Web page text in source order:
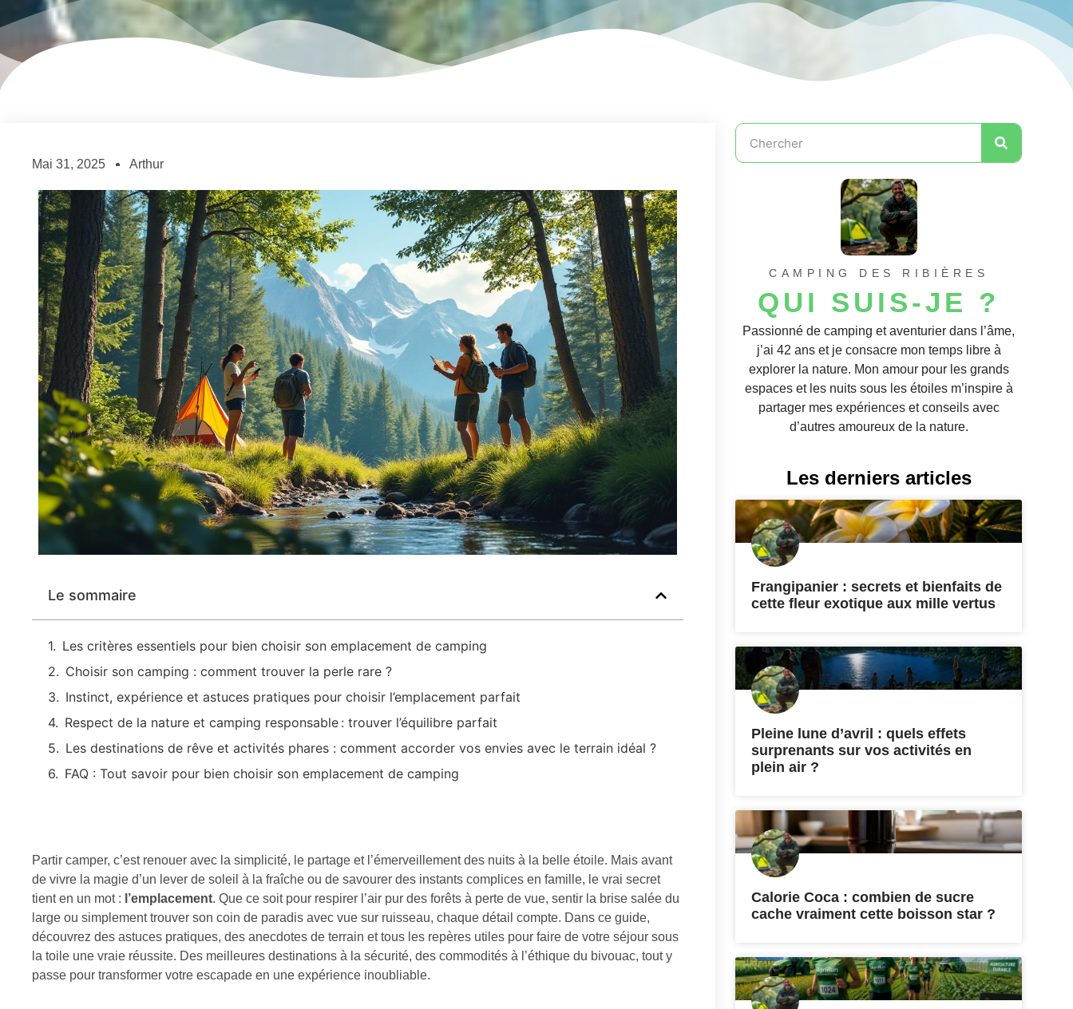
Mai 31, 2025 Arthur
Le sommaire
Les critères essentiels pour bien choisir son emplacement de camping
Choisir son camping : comment trouver la perle rare ?
Instinct, expérience et astuces pratiques pour choisir l’emplacement parfait
Respect de la nature et camping responsable : trouver l’équilibre parfait
Les destinations de rêve et activités phares : comment accorder vos envies avec le terrain idéal ?
FAQ : Tout savoir pour bien choisir son emplacement de camping
Partir camper, c’est renouer avec la simplicité, le partage et l’émerveillement des nuits à la belle étoile. Mais avant
de vivre la magie d’un lever de soleil à la fraîche ou de savourer des instants complices en famille, le vrai secret
tient en un mot : l’emplacement. Que ce soit pour respirer l’air pur des forêts à perte de vue, sentir la brise salée du
large ou simplement trouver son coin de paradis avec vue sur ruisseau, chaque détail compte. Dans ce guide,
découvrez des astuces pratiques, des anecdotes de terrain et tous les repères utiles pour faire de votre séjour sous
la toile une vraie réussite. Des meilleures destinations à la sécurité, des commodités à l’éthique du bivouac, tout y
passe pour transformer votre escapade en une expérience inoubliable.
CAMPING DES RIBIÈRES
QUI SUIS-JE ?
Passionné de camping et aventurier dans l’âme,
j’ai 42 ans et je consacre mon temps libre à
explorer la nature. Mon amour pour les grands
espaces et les nuits sous les étoiles m’inspire à
partager mes expériences et conseils avec
d’autres amoureux de la nature.
Les derniers articles
Frangipanier : secrets et bienfaits de
cette fleur exotique aux mille vertus
Pleine lune d’avril : quels effets
surprenants sur vos activités en
plein air ?
Calorie Coca : combien de sucre
cache vraiment cette boisson star ?